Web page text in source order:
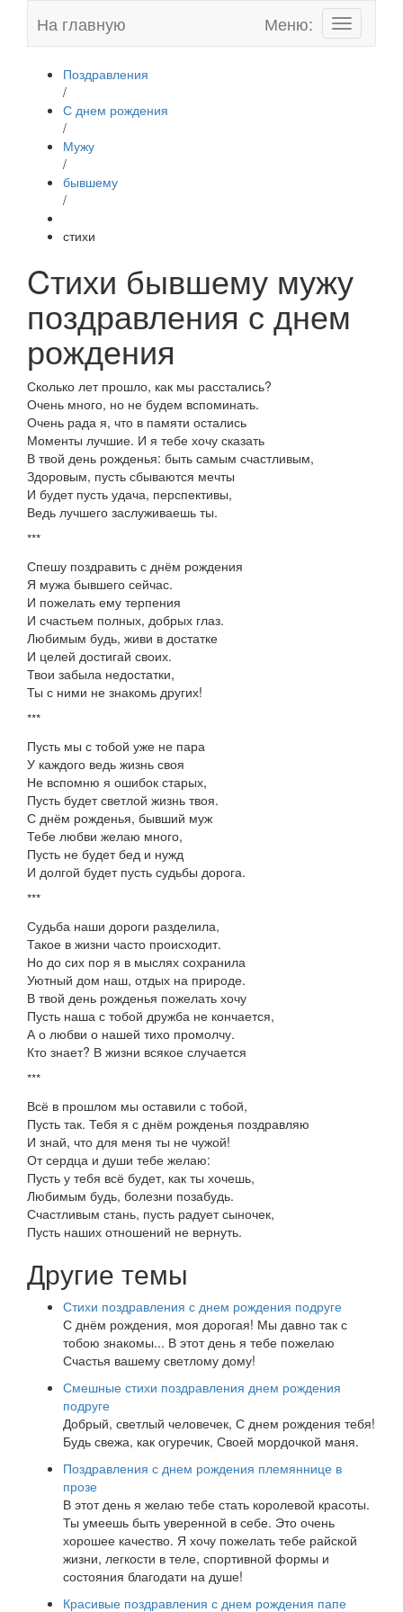
Toggle
navigation
На главную Меню:
Поздравления
/
С днем рождения
/
Мужу
/
бывшему
/
стихи
Cтихи бывшему мужу
поздравления с днем
рождения
Сколько лет прошло, как мы расстались?
Очень много, но не будем вспоминать.
Очень рада я, что в памяти остались
Моменты лучшие. И я тебе хочу сказать
В твой день рожденья: быть самым счастливым,
Здоровым, пусть сбываются мечты
И будет пусть удача, перспективы,
Ведь лучшего заслуживаешь ты.
***
Спешу поздравить с днём рождения
Я мужа бывшего сейчас.
И пожелать ему терпения
И счастьем полных, добрых глаз.
Любимым будь, живи в достатке
И целей достигай своих.
Твои забыла недостатки,
Ты с ними не знакомь других!
***
Пусть мы с тобой уже не пара
У каждого ведь жизнь своя
Не вспомню я ошибок старых,
Пусть будет светлой жизнь твоя.
С днём рожденья, бывший муж
Тебе любви желаю много,
Пусть не будет бед и нужд
И долгой будет пусть судьбы дорога.
***
Судьба наши дороги разделила,
Такое в жизни часто происходит.
Но до сих пор я в мыслях сохранила
Уютный дом наш, отдых на природе.
В твой день рожденья пожелать хочу
Пусть наша с тобой дружба не кончается,
А о любви о нашей тихо промолчу.
Кто знает? В жизни всякое случается
***
Всё в прошлом мы оставили с тобой,
Пусть так. Тебя я с днём рожденья поздравляю
И знай, что для меня ты не чужой!
От сердца и души тебе желаю:
Пусть у тебя всё будет, как ты хочешь,
Любимым будь, болезни позабудь.
Счастливым стань, пусть радует сыночек,
Пусть наших отношений не вернуть.
Другие темы
Стихи поздравления с днем рождения подруге
С днём рождения, моя дорогая! Мы давно так с
тобою знакомы... В этот день я тебе пожелаю
Счастья вашему светлому дому!
Смешные стихи поздравления днем рождения
подруге
Добрый, светлый человечек, С днем рождения тебя!
Будь свежа, как огуречик, Своей мордочкой маня.
Поздравления с днем рождения племяннице в
прозе
В этот день я желаю тебе стать королевой красоты.
Ты умеешь быть уверенной в себе. Это очень
хорошее качество. Я хочу пожелать тебе райской
жизни, легкости в теле, спортивной формы и
состояния благодати на душе!
Красивые поздравления с днем рождения папе